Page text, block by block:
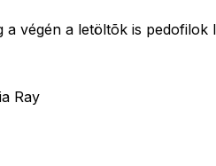
a végén a letöltõk is pedofilok
Ray